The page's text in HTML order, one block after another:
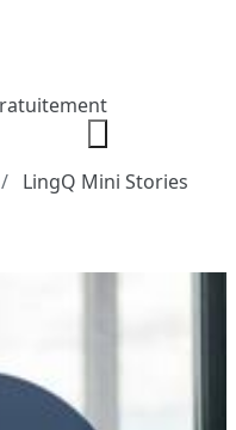
LingQ Mini Stories